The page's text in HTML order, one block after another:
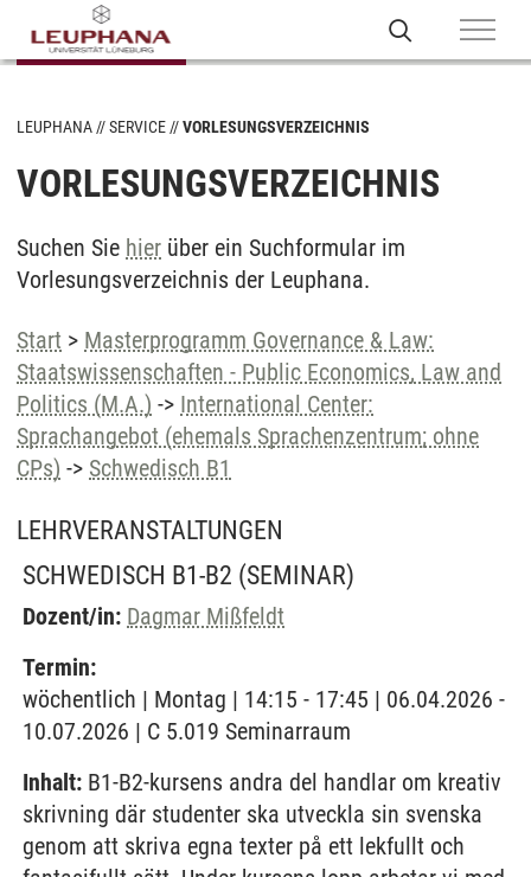
LEUPHANA SERVICE VORLESUNGSVERZEICHNIS
VORLESUNGSVERZEICHNIS
Suchen Sie hier über ein Suchformular im
Vorlesungsverzeichnis der Leuphana.
Start > Masterprogramm Governance & Law:
Staatswissenschaften - Public Economics, Law and
Politics (M.A.) -> International Center:
Sprachangebot (ehemals Sprachenzentrum; ohne
CPs) -> Schwedisch B1
LEHRVERANSTALTUNGEN
SCHWEDISCH B1-B2 (SEMINAR)
Dozent/in: Dagmar Mißfeldt
Termin:
wöchentlich | Montag | 14:15 - 17:45 | 06.04.2026 -
10.07.2026 | C 5.019 Seminarraum
Inhalt: B1-B2-kursens andra del handlar om kreativ
skrivning där studenter ska utveckla sin svenska
genom att skriva egna texter på ett lekfullt och